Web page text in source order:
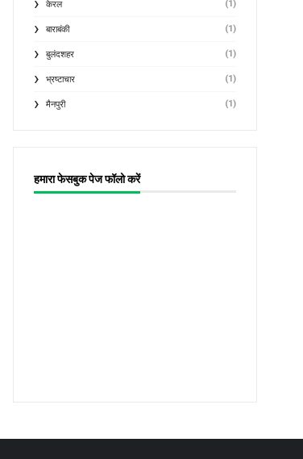
केरल (1)
बाराबंकी (1)
बुलंदशहर (1)
भ्रष्टाचार (1)
मैनपुरी (1)
हमारा फेसबुक पेज फॉलो करें